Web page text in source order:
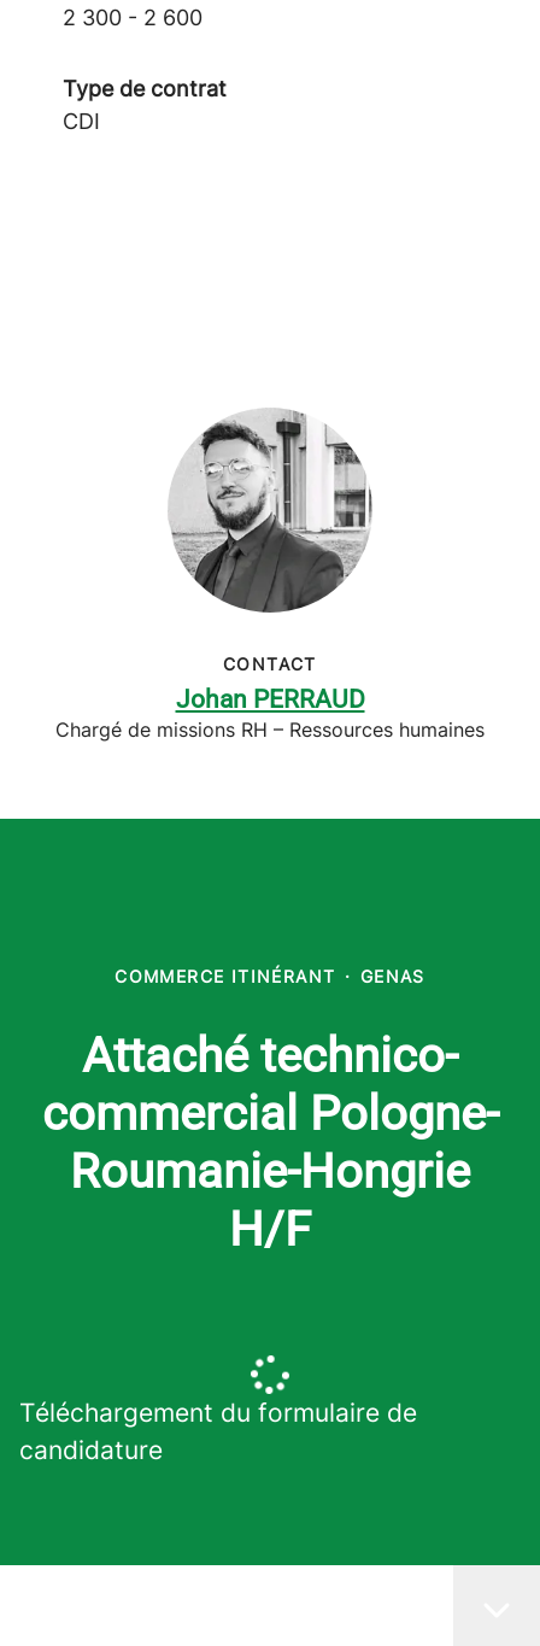
2 300 - 2 600
Type de contrat
CDI
CONTACT
Johan PERRAUD
Chargé de missions RH – Ressources humaines
COMMERCE ITINÉRANT · GENAS
Attaché technico-
commercial Pologne-
Roumanie-Hongrie
H/F
Téléchargement du formulaire de
candidature